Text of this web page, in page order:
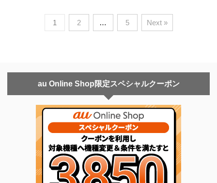
1 2 … 5 Next »
au Online Shop限定スペシャルクーポン